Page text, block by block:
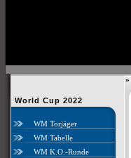
»
World Cup 2022
WM Torjäger
WM Tabelle
WM K.O.-Runde